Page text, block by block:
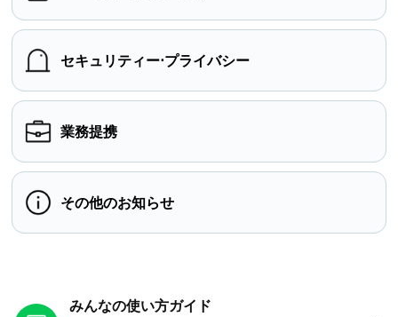
セキュリティー⋅プライバシー
業務提携
その他のお知らせ
みんなの使い方ガイド